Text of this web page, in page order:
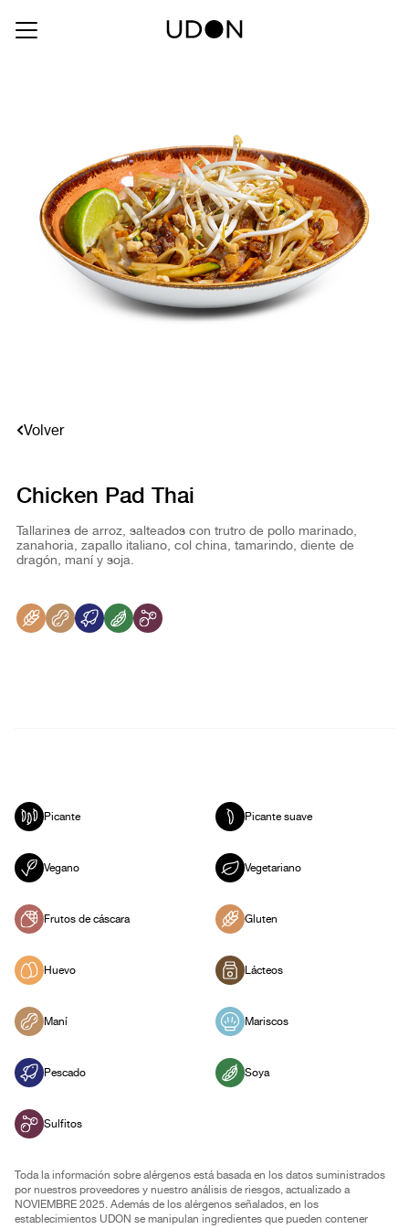
Volver
Chicken Pad Thai
Tallarines de arroz, salteados con trutro de pollo marinado,
zanahoria, zapallo italiano, col china, tamarindo, diente de
dragón, maní y soja.
Picante Picante suave
Vegano Vegetariano
Frutos de cáscara Gluten
Huevo Lácteos
Maní Mariscos
Pescado Soya
Sulfitos
Toda la información sobre alérgenos está basada en los datos suministrados
por nuestros proveedores y nuestro análisis de riesgos, actualizado a
NOVIEMBRE 2025. Además de los alérgenos señalados, en los
establecimientos UDON se manipulan ingredientes que pueden contener